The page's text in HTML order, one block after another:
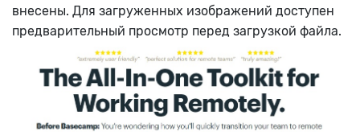
внесены. Для загруженных изображений доступен
предварительный просмотр перед загрузкой файла.